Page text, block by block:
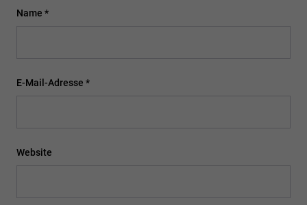
Name *
E-Mail-Adresse *
Website